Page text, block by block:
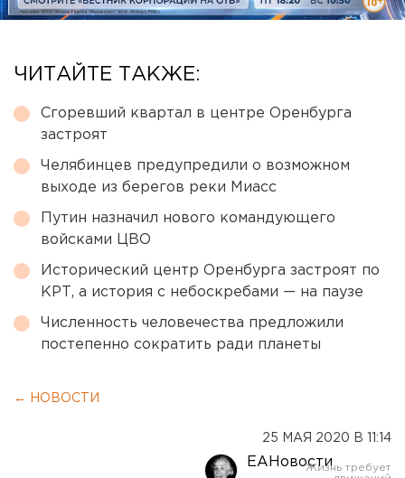
ЧИТАЙТЕ ТАКЖЕ:
Сгоревший квартал в центре Оренбурга
застроят
Челябинцев предупредили о возможном
выходе из берегов реки Миасс
Путин назначил нового командующего
войсками ЦВО
Исторический центр Оренбурга застроят по
КРТ, а история с небоскребами — на паузе
Численность человечества предложили
постепенно сократить ради планеты
← НОВОСТИ
25 МАЯ 2020 В 11:14
ЕАНовости